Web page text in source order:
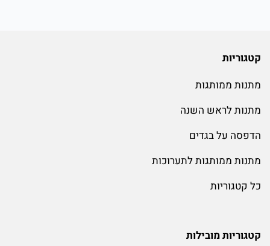
קטגוריות
מתנות ממותגות
מתנות לראש השנה
הדפסה על בגדים
מתנות ממותגות לתערוכות
כל קטגוריות
קטגוריות מובילות